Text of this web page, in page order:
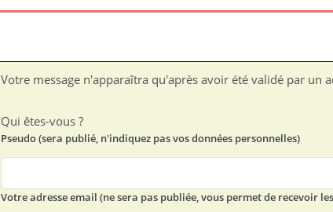
Votre message n'apparaîtra qu'après avoir été validé par un
Qui êtes-vous ?
Pseudo (sera publié, n'indiquez pas vos données personnelles)
Votre adresse email (ne sera pas publiée, vous permet de recevoir